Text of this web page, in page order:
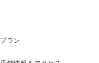
プラン